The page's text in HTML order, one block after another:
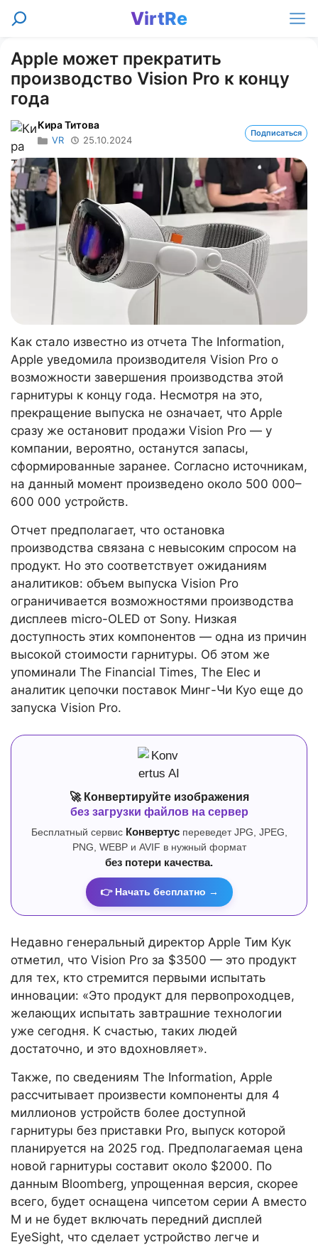
Перейти
VirtRe
Поиск
Apple может прекратить
производство Vision Pro к концу
года
Кира Титова
VR 25.10.2024
Подписаться
Как стало известно из отчета The Information,
Apple уведомила производителя Vision Pro о
возможности завершения производства этой
гарнитуры к концу года. Несмотря на это,
прекращение выпуска не означает, что Apple
сразу же остановит продажи Vision Pro — у
компании, вероятно, останутся запасы,
сформированные заранее. Согласно источникам,
на данный момент произведено около 500 000–
600 000 устройств.
Отчет предполагает, что остановка
производства связана с невысоким спросом на
продукт. Но это соответствует ожиданиям
аналитиков: объем выпуска Vision Pro
ограничивается возможностями производства
дисплеев micro-OLED от Sony. Низкая
доступность этих компонентов — одна из причин
высокой стоимости гарнитуры. Об этом же
упоминали The Financial Times, The Elec и
аналитик цепочки поставок Минг-Чи Куо еще до
запуска Vision Pro.
🚀 Конвертируйте изображения
без загрузки файлов на сервер
Бесплатный сервис Конвертуспереведет JPG, JPEG,
PNG, WEBP и AVIF в нужный формат
без потери качества.
👉 Начать бесплатно →
Недавно генеральный директор Apple Тим Кук
отметил, что Vision Pro за $3500 — это продукт
для тех, кто стремится первыми испытать
инновации: «Это продукт для первопроходцев,
желающих испытать завтрашние технологии
уже сегодня. К счастью, таких людей
достаточно, и это вдохновляет».
Также, по сведениям The Information, Apple
рассчитывает произвести компоненты для 4
миллионов устройств более доступной
гарнитуры без приставки Pro, выпуск которой
планируется на 2025 год. Предполагаемая цена
новой гарнитуры составит около $2000. По
данным Bloomberg, упрощенная версия, скорее
всего, будет оснащена чипсетом серии A вместо
M и не будет включать передний дисплей
EyeSight, что сделает устройство легче и